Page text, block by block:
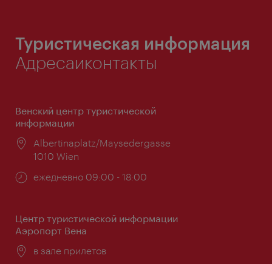
Туристическая информация
Адресаиконтакты
Венский центр туристической
информации
Расположение:
Albertinaplatz/Maysedergasse
1010 Wien
Часы
ежедневно 09:00 - 18:00
Центр туристической информации
Аэропорт Вена
Расположение:
в зале прилетов